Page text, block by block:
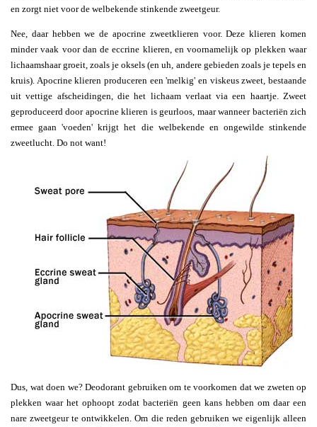
en zorgt niet voor de welbekende stinkende zweetgeur.
Nee, daar hebben we de apocrine zweetklieren voor. Deze klieren komen
minder vaak voor dan de eccrine klieren, en voornamelijk op plekken waar
lichaamshaar groeit, zoals je oksels (en uh, andere gebieden zoals je tepels en
kruis). Apocrine klieren produceren een 'melkig' en viskeus zweet, bestaande
uit vettige afscheidingen, die het lichaam verlaat via een haartje. Zweet
geproduceerd door apocrine klieren is geurloos, maar wanneer bacteriën zich
ermee gaan 'voeden' krijgt het die welbekende en ongewilde stinkende
zweetlucht. Do not want!
Dus, wat doen we? Deodorant gebruiken om te voorkomen dat we zweten op
plekken waar het ophoopt zodat bacteriën geen kans hebben om daar een
nare zweetgeur te ontwikkelen. Om die reden gebruiken we eigenlijk alleen